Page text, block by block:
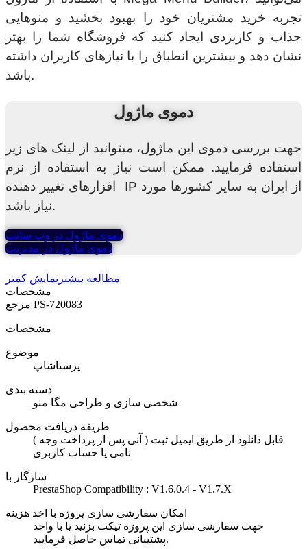
تجربه خرید مشتریان خود را بهبود بخشید و منوهایی
جذاب و کاربردی ایجاد کنید که فروشگاه شما را بهتر
نشان دهد و بیشترین انطباق را با نیازهای کاربران داشته
باشد.
دموی ماژول
جهت بررسی دموی این ماژول، میتوانید از لینک های زیر
استفاده فرمایید. ممکن است نیاز به استفاده از نرم
افزارهای تغییر دهنده IP از ایران به سایر کشورها مورد
نیاز باشد.
دموی ماژول در وب سایت
دموی ماژول در مدیریت
مطالعه بیشتر نمایش کمتر
مشخصات
PS-720083
مشخصات
موضوع
پرستاشاپ
دسته بندی
شخصی سازی و طراحی مگا منو
طریقه دریافت محصول
( آنی پس از پرداخت وجه ) قابل دانلود از طریق ایمیل ثبت
نامی یا حساب کاربری
سازگار با
PrestaShop Compatibility : V1.6.0.4 - V1.7.X
امکان سفارشی سازی پروژه با اخذ هزینه
جهت سفارشی سازی این پروژه تیکت بزنید یا با واحد
پشتیبانی تماس حاصل فرمایید.